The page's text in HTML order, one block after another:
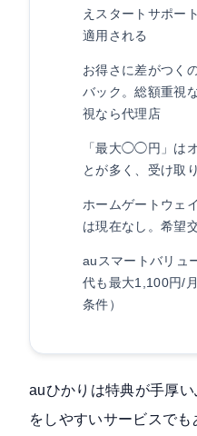
えスタートサポー
適用される
お得さに差がつく
バック。総額重視
視なら代理店
「最大◯◯円」は
とが多く、受け取
ホームゲートウェ
は現在なし。希望
auスマートバリュ
代も最大1,100円/
条件）
auひかりは特典が手厚
をしやすいサービスで